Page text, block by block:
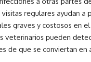
regulares ayudan a
graves y costosos en el
veterinarios pueden
de que se conviertan en